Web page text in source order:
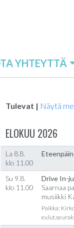
YHTEYTTÄ
Tulevat | Näytä
ELOKUU 2026
La 8.8.
klo 11.00
Su 9.8.
klo 11.00
Drive In-
Saarnaa
musiikki
Paikka: